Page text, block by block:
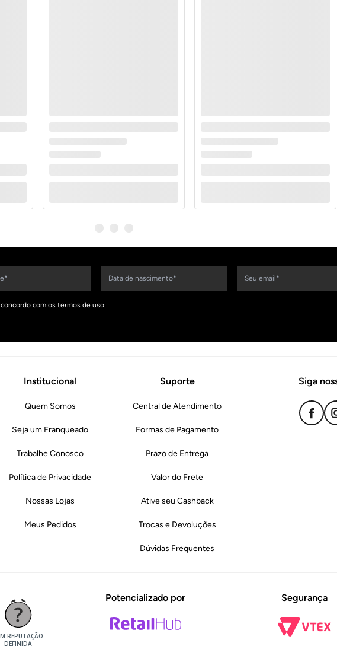
concordo com os termos de uso
Institucional
Quem Somos
Seja um Franqueado
Trabalhe Conosco
Política de Privacidade
Nossas Lojas
Meus Pedidos
Suporte
Central de Atendimento
Formas de Pagamento
Prazo de Entrega
Valor do Frete
Ative seu Cashback
Trocas e Devoluções
Dúvidas Frequentes
Siga
REPUTAÇÃO
DEFINIDA
Potencializado por Segurança